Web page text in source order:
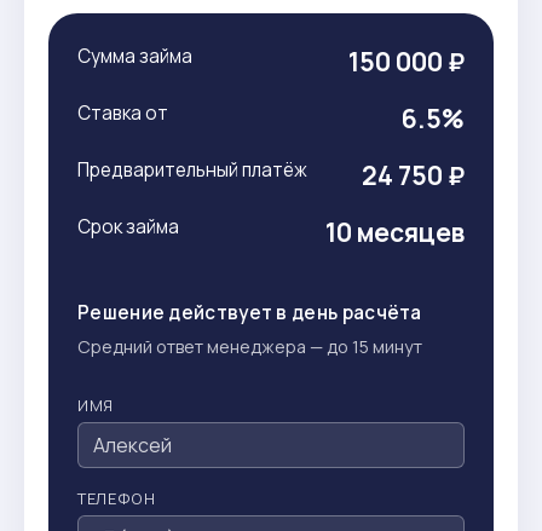
Сумма займа 150 000 ₽
Ставка от 6.5%
Предварительный платёж 24 750 ₽
Срок займа 10 месяцев
Решение действует в день расчёта
Средний ответ менеджера — до 15 минут
ИМЯ
ТЕЛЕФОН